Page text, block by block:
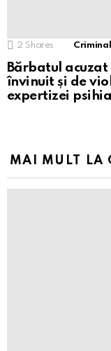
2 Shares Criminal
Bărbatul
învinuit și de
expertizei
MAI MULT LA